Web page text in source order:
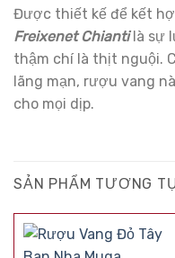
Được thiết kế để kết
Freixenet Chiantilà sự
thậm chí là thịt nguội.
lãng mạn, rượu vang
cho mọi dịp.
SẢN PHẨM TƯƠNG